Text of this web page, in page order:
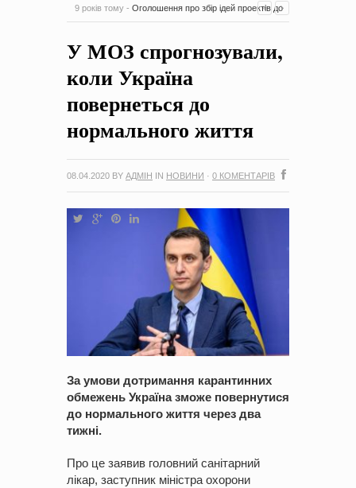
9 років тому - Оголошення про збір ідей проектів до
на період 2018 – 2020 роки Оголошення про збір ідей
0 Коментарів
У МОЗ спрогнозували,
коли Україна
повернеться до
нормального життя
08.04.2020 BY АДМІН IN НОВИНИ · 0 КОМЕНТАРІВ
За умови дотримання карантинних
обмежень Україна зможе повернутися
до нормального життя через два
тижні.
Про це заявив головний санітарний
лікар, заступник міністра охорони